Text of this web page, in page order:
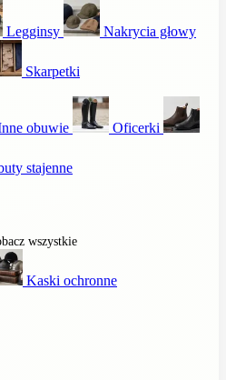
Legginsy Nakrycia głowy
Skarpetki
obuwie Oficerki
stajenne
wszystkie
Kaski ochronne